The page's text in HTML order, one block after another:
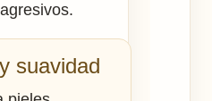
suavidad